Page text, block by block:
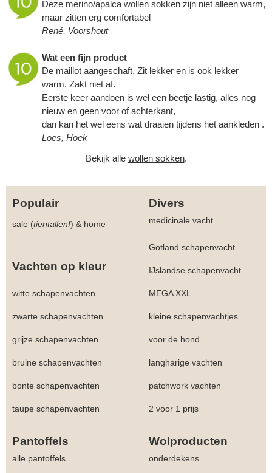
Deze merino/apalca wollen sokken zijn niet alleen warm,
maar zitten erg comfortabel
René, Voorshout
Wat een fijn product
De maillot aangeschaft. Zit lekker en is ook lekker
warm. Zakt niet af.
Eerste keer aandoen is wel een beetje lastig, alles nog
nieuw en geen voor of achterkant,
dan kan het wel eens wat draaien tijdens het aankleden .
Loes, Hoek
Bekijk alle wollen sokken.
Populair Divers
sale (tientallen!) & home medicinale vacht
Gotland schapenvacht
Vachten op kleur IJslandse schapenvacht
witte schapenvachten MEGA XXL
zwarte schapenvachten kleine schapenvachtjes
grijze schapenvachten voor de hond
bruine schapenvachten langharige vachten
bonte schapenvachten patchwork vachten
taupe schapenvachten 2 voor 1 prijs
Pantoffels Wolproducten
alle pantoffels onderdekens